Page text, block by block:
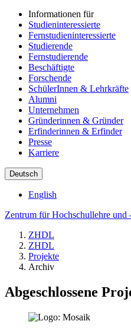
Informationen für
Studieninteressierte
Fernstudieninteressierte
Studierende
Fernstudierende
Beschäftigte
Forschende
SchülerInnen & Lehrkräfte
Alumni
Unternehmen
Gründerinnen & Gründer
Erfinderinnen & Erfinder
Presse
Karriere
Deutsch
English
Zentrum für Hochschullehre
ZHDL
ZHDL
Projekte
Archiv
Abgeschlossene